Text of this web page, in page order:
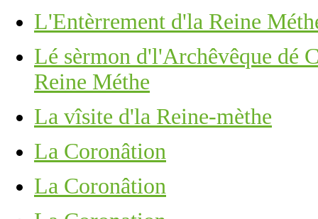
L'Entèrrement d'la Reine
Lé sèrmon d'l'Archêvêque dé
Reine Méthe
La vîsite d'la Reine-mèthe
La Coronâtion
La Coronâtion